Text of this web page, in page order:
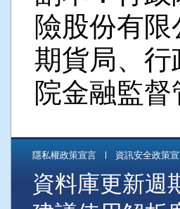
險股份有
期貨局、
院金融監
隱私權政策宣言 資訊安全政策
資料庫更新週